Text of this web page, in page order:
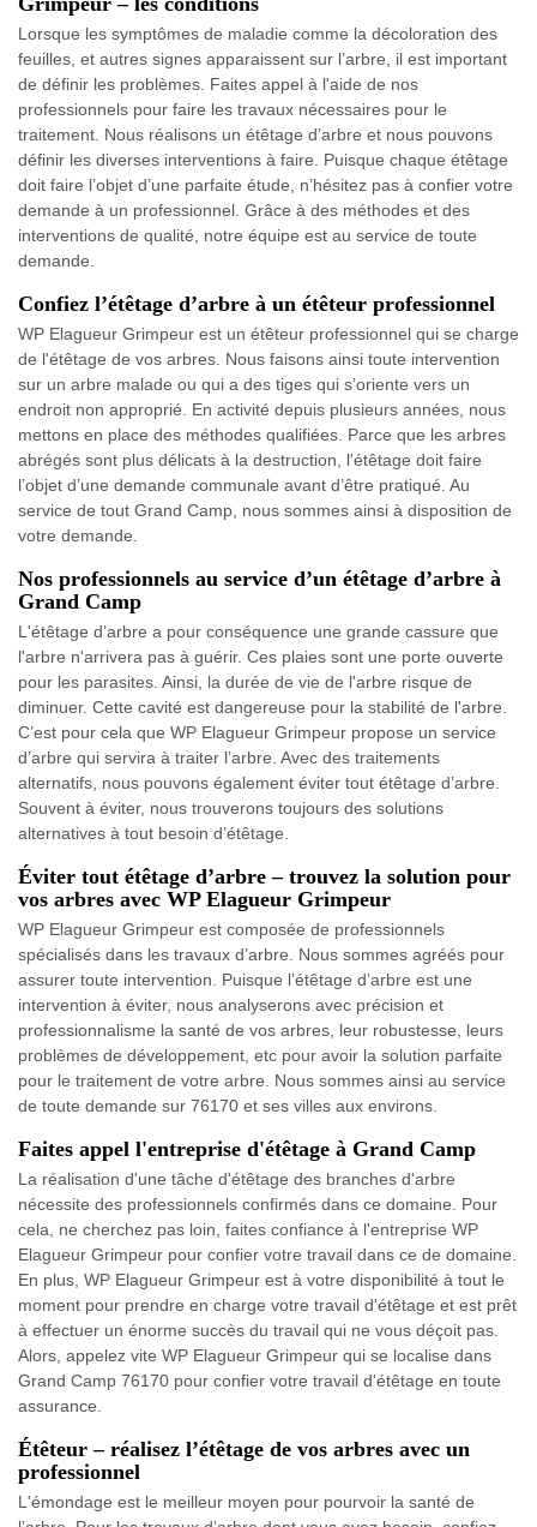
Lorsque les symptômes de maladie comme la décoloration des
feuilles, et autres signes apparaissent sur l’arbre, il est important
de définir les problèmes. Faites appel à l'aide de nos
professionnels pour faire les travaux nécessaires pour le
traitement. Nous réalisons un étêtage d’arbre et nous pouvons
définir les diverses interventions à faire. Puisque chaque étêtage
doit faire l’objet d’une parfaite étude, n’hésitez pas à confier votre
demande à un professionnel. Grâce à des méthodes et des
interventions de qualité, notre équipe est au service de toute
demande.
Confiez l’étêtage d’arbre à un étêteur professionnel
WP Elagueur Grimpeur est un étêteur professionnel qui se charge
de l'étêtage de vos arbres. Nous faisons ainsi toute intervention
sur un arbre malade ou qui a des tiges qui s’oriente vers un
endroit non approprié. En activité depuis plusieurs années, nous
mettons en place des méthodes qualifiées. Parce que les arbres
abrégés sont plus délicats à la destruction, l'étêtage doit faire
l’objet d’une demande communale avant d’être pratiqué. Au
service de tout Grand Camp, nous sommes ainsi à disposition de
votre demande.
Nos professionnels au service d’un étêtage d’arbre à
Grand Camp
L'étêtage d’arbre a pour conséquence une grande cassure que
l'arbre n'arrivera pas à guérir. Ces plaies sont une porte ouverte
pour les parasites. Ainsi, la durée de vie de l'arbre risque de
diminuer. Cette cavité est dangereuse pour la stabilité de l'arbre.
C’est pour cela que WP Elagueur Grimpeur propose un service
d’arbre qui servira à traiter l’arbre. Avec des traitements
alternatifs, nous pouvons également éviter tout étêtage d’arbre.
Souvent à éviter, nous trouverons toujours des solutions
alternatives à tout besoin d’étêtage.
Éviter tout étêtage d’arbre – trouvez la solution pour
vos arbres avec WP Elagueur Grimpeur
WP Elagueur Grimpeur est composée de professionnels
spécialisés dans les travaux d’arbre. Nous sommes agréés pour
assurer toute intervention. Puisque l’étêtage d’arbre est une
intervention à éviter, nous analyserons avec précision et
professionnalisme la santé de vos arbres, leur robustesse, leurs
problèmes de développement, etc pour avoir la solution parfaite
pour le traitement de votre arbre. Nous sommes ainsi au service
de toute demande sur 76170 et ses villes aux environs.
Faites appel l'entreprise d'étêtage à Grand Camp
La réalisation d'une tâche d'étêtage des branches d'arbre
nécessite des professionnels confirmés dans ce domaine. Pour
cela, ne cherchez pas loin, faites confiance à l'entreprise WP
Elagueur Grimpeur pour confier votre travail dans ce de domaine.
En plus, WP Elagueur Grimpeur est à votre disponibilité à tout le
moment pour prendre en charge votre travail d'étêtage et est prêt
à effectuer un énorme succès du travail qui ne vous déçoit pas.
Alors, appelez vite WP Elagueur Grimpeur qui se localise dans
Grand Camp 76170 pour confier votre travail d'étêtage en toute
assurance.
Étêteur – réalisez l’étêtage de vos arbres avec un
professionnel
L'émondage est le meilleur moyen pour pourvoir la santé de